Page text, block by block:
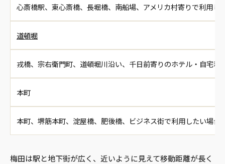
心斎橋駅、東心斎橋、長堀橋、南船場、アメリカ村寄りで利用し
道頓堀
戎橋、宗右衛門町、道頓堀川沿い、千日前寄りのホテル・自宅利
本町
本町、堺筋本町、淀屋橋、肥後橋、ビジネス街で利用したい場合
梅田は駅と地下街が広く、近いように見えて移動距離が長く